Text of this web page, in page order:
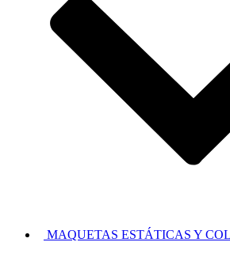
MAQUETAS ESTÁTICAS Y